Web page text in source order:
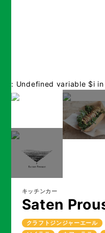
: Undefined variable $i
キッチンカー
Saten
クラフトジンジャーエール